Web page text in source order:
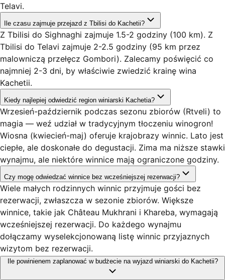
Telavi.
Ile czasu zajmuje przejazd z Tbilisi do Kachetii?
Z Tbilisi do Sighnaghi zajmuje 1.5-2 godziny (100 km). Z
Tbilisi do Telavi zajmuje 2-2.5 godziny (95 km przez
malowniczą przełęcz Gombori). Zalecamy poświęcić co
najmniej 2-3 dni, by właściwie zwiedzić krainę wina
Kachetii.
Kiedy najlepiej odwiedzić region winiarski Kachetia?
Wrzesień-październik podczas sezonu zbiorów (Rtveli) to
magia — weź udział w tradycyjnym tłoczeniu winogron!
Wiosna (kwiecień-maj) oferuje krajobrazy winnic. Lato jest
ciepłe, ale doskonałe do degustacji. Zima ma niższe stawki
wynajmu, ale niektóre winnice mają ograniczone godziny.
Czy mogę odwiedzać winnice bez wcześniejszej rezerwacji?
Wiele małych rodzinnych winnic przyjmuje gości bez
rezerwacji, zwłaszcza w sezonie zbiorów. Większe
winnice, takie jak Château Mukhrani i Khareba, wymagają
wcześniejszej rezerwacji. Do każdego wynajmu
dołączamy wyselekcjonowaną listę winnic przyjaznych
wizytom bez rezerwacji.
Ile powinienem zaplanować w budżecie na wyjazd winiarski do Kachetii?